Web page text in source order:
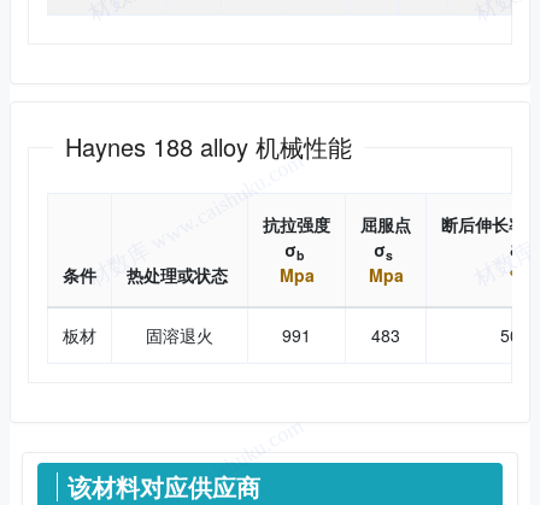
Haynes 188 alloy 机械性能
条件 热处理或状态
抗拉强度
σb
Mpa
屈服点
σs
Mpa
断后伸长率
δ
%
板材 固溶退火 991 483 50.6
供应信息
该材料对应供应商